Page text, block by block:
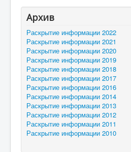
Архив
Раскрытие информации 2022
Раскрытие информации 2021
Раскрытие информации 2020
Раскрытие информации 2019
Раскрытие информации 2018
Раскрытие информации 2017
Раскрытие информации 2016
Раскрытие информации 2014
Раскрытие информации 2013
Раскрытие информации 2012
Раскрытие информации 2011
Раскрытие информации 2010